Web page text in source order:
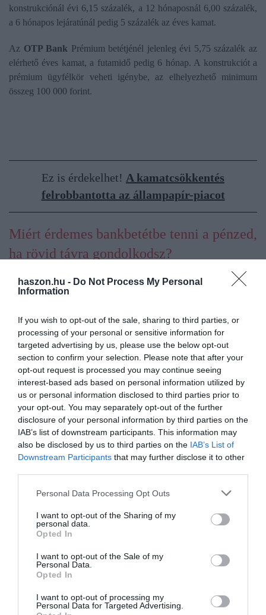
haszon.hu - Do Not Process My Personal
Information
If you wish to opt-out of the sale, sharing to third parties, or
processing of your personal or sensitive information for
targeted advertising by us, please use the below opt-out
section to confirm your selection. Please note that after your
opt-out request is processed you may continue seeing
interest-based ads based on personal information utilized by
us or personal information disclosed to third parties prior to
your opt-out. You may separately opt-out of the further
disclosure of your personal information by third parties on the
IAB’s list of downstream participants. This information may
also be disclosed by us to third parties on the IAB’s List of
Downstream Participants that may further disclose it to other
Please note that this website/app uses one or more Google
not limited to your visit or usage behaviour. You may click to
grant or deny consent to Google and its third-party tags to
use your data for below specified purposes in below Google
consent section.
Personal Data Processing Opt Outs
I want to opt-out of the Sharing of my
personal data.
Opted In
I want to opt-out of the Sale of my
Personal Data.
Opted In
I want to opt-out of processing my
Personal Data for Targeted Advertising.
konstrukciónál évi 6,15 százalék, a 12 hónaposnál 6,00 százalék,
a 6 hónapos lejáratúnál pedig 5 százalék az éves kamat.
Az OTP Bank Prémium betétjénél jelenleg évi 5,75 százalék az
elérhető éves kamat, a futamidő pedig 6 hónap. A konstrukciót a
prémium ügyfélkör veheti igénybe, az elhelyezhető minimum
összeg 100 000 forint.
Ez is érdekelhet! A kamatcsökkentés
felrobbantotta az állampapír-piacot
Miért érdemes bankbetétbe tenni a pénzed,
ha rövid távra gondolkodsz?
Harövid távról – néhány hétről, 1-3 vagy 6 hónapról – van szó,
a pénzügyekben a legfontosabb szabállyá a
előnyei vannak a hosszabb távú befektetésekkel (például
részvényekkel, befektetési alapokkal vagy akár az
állampapírokkal) szemben. A bankbetétnél a tőkéd teljesen
biztonságban van: ha elhelyezel 1 millió forintot, az 3 hónap
múlva is minimum 1 millió forint lesz, plusz a garantált kamat. A
bankbetétek lényege a rugalmas futamidő. Pontosan ahhoz a
dátumhoz tudod igazítani a lekötést, amikorra a pénz kelleni
fog. Emelletttompítani tudod az infláció hatását,és nem
hagyod teljesen ingyen dolgozni a pénzed a banknak.
Pénzlekötés három hónapra? Itt tartanak a vonzó
betéti kamatok
Állampapír vagy bankbetét? Így érvel az
államadósságkezelő
Jó befektetés a garázs Budapesten?